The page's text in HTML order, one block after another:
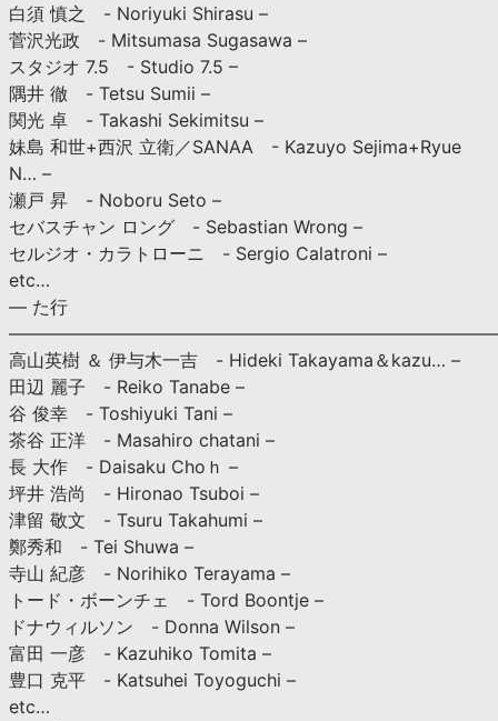
白須 慎之 - Noriyuki Shirasu –
菅沢光政 - Mitsumasa Sugasawa –
スタジオ 7.5 - Studio 7.5 –
隅井 徹 - Tetsu Sumii –
関光 卓 - Takashi Sekimitsu –
妹島 和世+西沢 立衛／SANAA - Kazuyo Sejima+Ryue
N… –
瀬戸 昇 - Noboru Seto –
セバスチャン ロング - Sebastian Wrong –
セルジオ・カラトローニ - Sergio Calatroni –
etc…
— た行
高山英樹 ＆ 伊与木一吉 - Hideki Takayama＆kazu… –
田辺 麗子 - Reiko Tanabe –
谷 俊幸 - Toshiyuki Tani –
茶谷 正洋 - Masahiro chatani –
長 大作 - Daisaku Choｈ –
坪井 浩尚 - Hironao Tsuboi –
津留 敬文 - Tsuru Takahumi –
鄭秀和 - Tei Shuwa –
寺山 紀彦 - Norihiko Terayama –
トード・ボーンチェ - Tord Boontje –
ドナウィルソン - Donna Wilson –
富田 一彦 - Kazuhiko Tomita –
豊口 克平 - Katsuhei Toyoguchi –
etc…